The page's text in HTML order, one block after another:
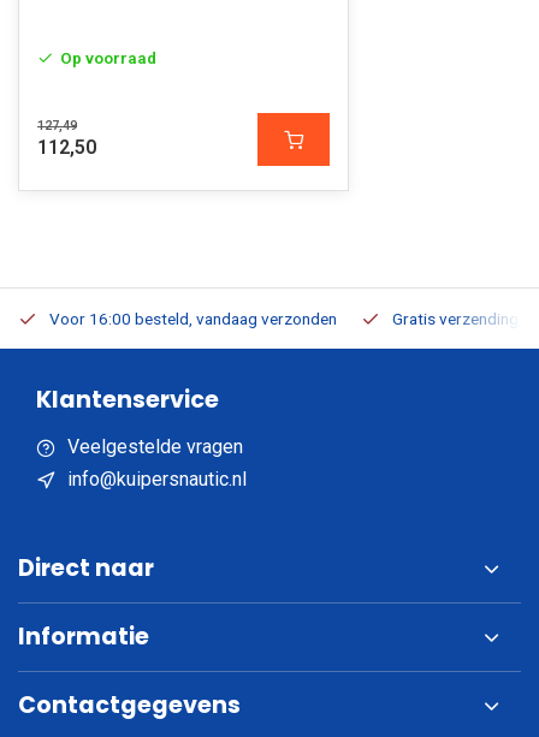
Op voorraad
127,49
112,50
Voor 16:00 besteld, vandaag verzonden Gratis verzending
Klantenservice
Veelgestelde vragen
info@kuipersnautic.nl
Direct naar
Informatie
Contactgegevens